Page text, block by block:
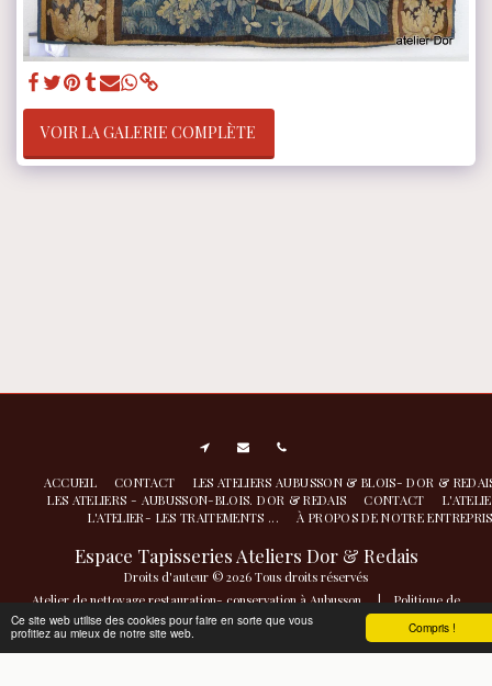
Compris !
Ce site web utilise des cookies pour faire en sorte que vous
profitiez au mieux de notre site web.
VOIR LA GALERIE COMPLÈTE
Espace Tapisseries Ateliers Dor & Redais
Droits d'auteur © 2026 Tous droits réservés
Atelier de nettoyage restauration- conservation à Aubusson
| Politique de
Confidentialité|Accessibilité
ACCUEIL CONTACT
LES ATELIERS AUBUSSON & BLOIS- DOR &
LES ATELIERS - AUBUSSON-BLOIS. DOR & REDAIS
CONTACT
L'ATELIER- LES TRAITEMENTS ...
À PROPOS DE NOTRE